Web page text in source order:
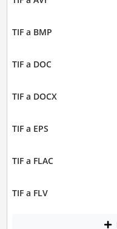
TIF a BMP
TIF a DOC
TIF a DOCX
TIF a EPS
TIF a FLAC
TIF a FLV